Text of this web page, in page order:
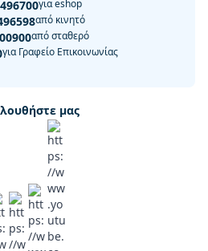
για eshop
από κινητό
από σταθερό
για Γραφείο Επικοινωνίας
μας